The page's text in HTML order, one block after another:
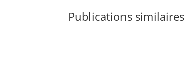
Publications